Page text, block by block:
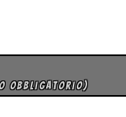
obbligatorio)